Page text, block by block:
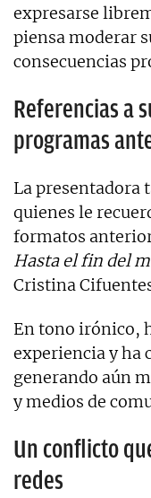
expresarse
piensa moderar
consecuencias
Referencias a
programas
La presentadora
quienes le
formatos
Hasta el fin del
Cristina
En tono irónico,
experiencia y ha
generando aún
y medios de
Un conflicto
redes